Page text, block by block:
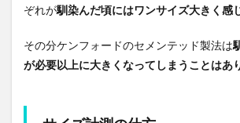
ぞれが馴染んだ頃にはワンサイズ大きく感
その分ケンフォードのセメンテッド製法は
が必要以上に大きくなってしまうことはあ